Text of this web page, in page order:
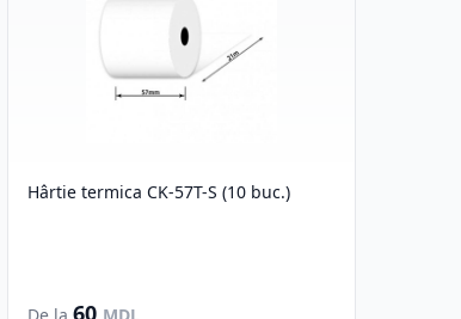
Hârtie termica CK-57T-S (10 buc.)
60